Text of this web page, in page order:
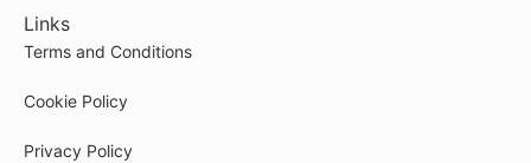
Links
Terms and Conditions
Cookie Policy
Privacy Policy